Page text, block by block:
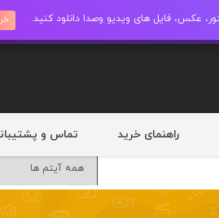
راهنمای خرید تماس و